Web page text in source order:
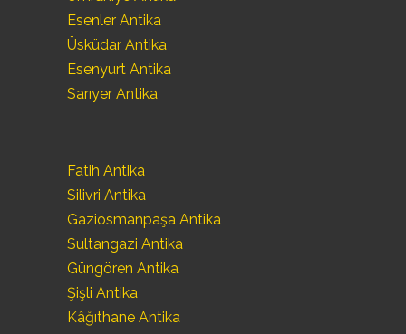
Esenler Antika
Üsküdar Antika
Esenyurt Antika
Sarıyer Antika
Fatih Antika
Silivri Antika
Gaziosmanpaşa Antika
Sultangazi Antika
Güngören Antika
Şişli Antika
Kâğıthane Antika